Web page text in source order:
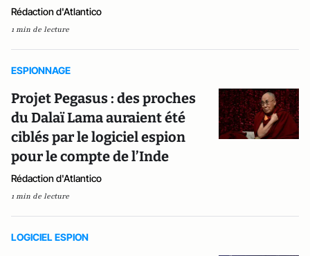
Rédaction d'Atlantico
1 min de lecture
ESPIONNAGE
Projet Pegasus : des proches
du Dalaï Lama auraient été
ciblés par le logiciel espion
pour le compte de l’Inde
Rédaction d'Atlantico
1 min de lecture
LOGICIEL ESPION